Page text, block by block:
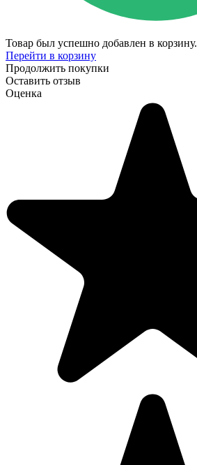
Товар был успешно добавлен в корзину.
Перейти в корзину
Продолжить покупки
Оставить отзыв
Оценка